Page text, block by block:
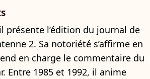
présente l’édition du journal de
2. Sa notoriété s’affirme en
en charge le commentaire du
Entre 1985 et 1992, il anime